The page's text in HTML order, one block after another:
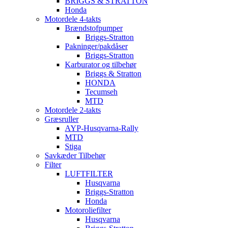
Honda
Motordele 4-takts
Brændstofpumper
Briggs-Stratton
Pakninger/pakdåser
Briggs-Stratton
Karburator og tilbehør
Briggs & Stratton
HONDA
Tecumseh
MTD
Motordele 2-takts
Græsruller
AYP-Husqvarna-Rally
MTD
Stiga
Savkæder Tilbehør
Filter
LUFTFILTER
Husqvarna
Briggs-Stratton
Honda
Motoroliefilter
Husqvarna